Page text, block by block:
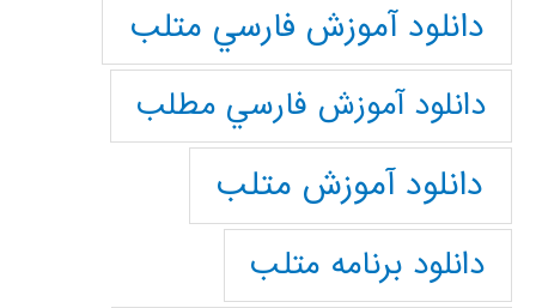
دانلود آموزش فارسي متلب
دانلود آموزش فارسي مطلب
دانلود آموزش متلب
دانلود برنامه متلب